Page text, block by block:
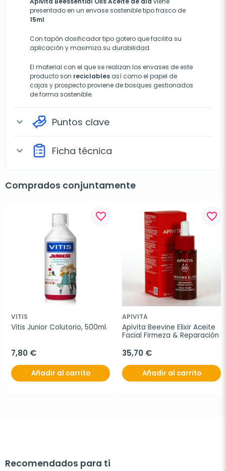
presentado en un envase sostenible tipo frasco de
15ml.
Con tapón dosificador tipo gotero que facilita su
aplicación y maximiza su durabilidad.
El material con el que se realizan los envases de este
producto son reciclables así como el papel de
cajas y prospecto proviene de bosques gestionados
de forma sostenible.
expand_more Puntos clave
expand_more Ficha técnica
Comprados conjuntamente
favorite_border
VITIS
Vitis Junior Colutorio, 500ml.
7,80 €
Añadir al carrito
favorite_border
APIVITA
Apivita Beevine Elixir Aceite
Facial Firmeza & Reparación
35,70 €
Añadir al carrito
Recomendados para ti